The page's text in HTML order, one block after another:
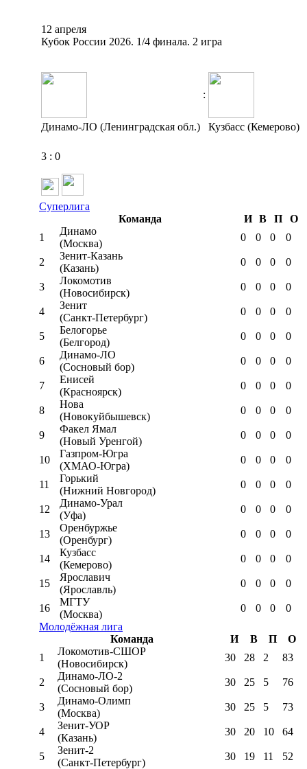
12 апреля
Кубок России 2026. 1/4 финала. 2 игра
:
Динамо-ЛО (Ленинградская обл.) Кузбасс (Кемерово)
3 : 0
Суперлига
Команда
И В П
О
1
Динамо
(Москва)
0 0 0 0
2
Зенит-Казань
(Казань)
0 0 0 0
3
Локомотив
(Новосибирск)
0 0 0 0
4
Зенит
(Санкт-Петербург)
0 0 0 0
5
Белогорье
(Белгород)
0 0 0 0
6
Динамо-ЛО
(Сосновый бор)
0 0 0 0
7
Енисей
(Красноярск)
0 0 0 0
8
Нова
(Новокуйбышевск)
0 0 0 0
9
Факел Ямал
(Новый Уренгой)
0 0 0 0
10
Газпром-Югра
(ХМАО-Югра)
0 0 0 0
11
Горький
(Нижний Новгород)
0 0 0 0
12
Динамо-Урал
(Уфа)
0 0 0 0
13
Оренбуржье
(Оренбург)
0 0 0 0
14
Кузбасс
(Кемерово)
0 0 0 0
15
Ярославич
(Ярославль)
0 0 0 0
16
МГТУ
(Москва)
0 0 0
0
Молодёжная лига
Команда
И В П
О
1
Локомотив-CШОР
(Новосибирск)
30 28 2 83
2
Динамо-ЛО-2
(Сосновый бор)
30 25 5 76
3
Динамо-Олимп
(Москва)
30 25 5 73
4
Зенит-УОР
(Казань)
30 20 10 64
5
Зенит-2
(Санкт-Петербург)
30 19 11 52